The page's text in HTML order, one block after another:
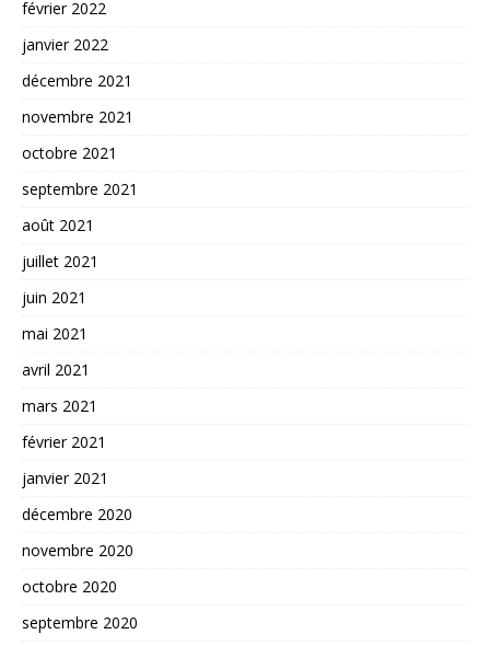
février 2022
janvier 2022
décembre 2021
novembre 2021
octobre 2021
septembre 2021
août 2021
juillet 2021
juin 2021
mai 2021
avril 2021
mars 2021
février 2021
janvier 2021
décembre 2020
novembre 2020
octobre 2020
septembre 2020